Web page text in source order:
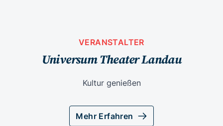
VERANSTALTER
Universum Theater Landau
Kultur genießen
Mehr Erfahren